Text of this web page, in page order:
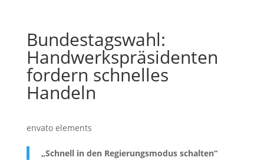
Bundestagswahl:
Handwerkspräsidenten
fordern schnelles
Handeln
envato elements
„Schnell in den Regierungsmodus schalten“